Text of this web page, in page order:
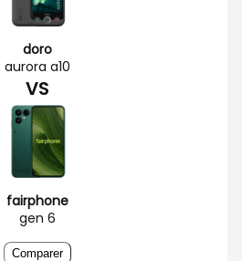
doro
aurora a10
VS
fairphone
gen 6
Comparer